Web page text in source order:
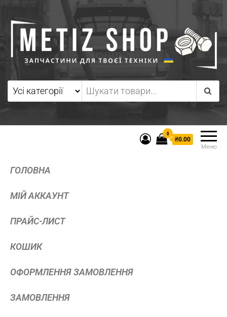
Меню
0
₴0.00
ГОЛОВНА
МІЙ АККАУНТ
ПРАЙС-ЛИСТ
КОШИК
ОФОРМЛЕННЯ ЗАМОВЛЕННЯ
ЗАМОВЛЕННЯ